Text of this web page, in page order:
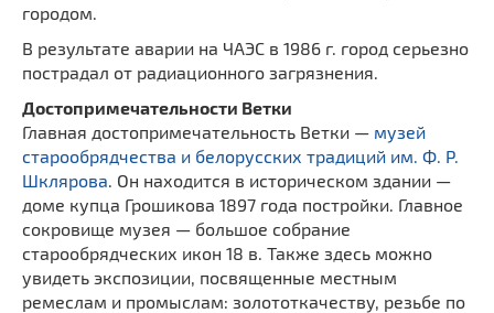
городом.
В результате аварии на ЧАЭС в 1986 г. город серьезно
пострадал от радиационного загрязнения.
Достопримечательности Ветки
Главная достопримечательность Ветки — музей
старообрядчества и белорусских традиций им. Ф. Р.
Шклярова . Он находится в историческом здании —
доме купца Грошикова 1897 года постройки. Главное
сокровище музея — большое собрание
старообрядческих икон 18 в. Также здесь можно
увидеть экспозиции, посвященные местным
ремеслам и промыслам: золототкачеству, резьбе по